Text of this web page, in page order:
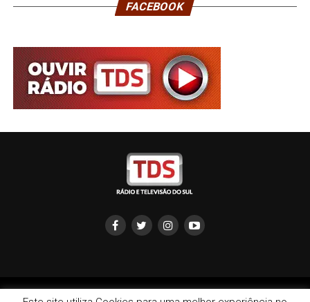
FACEBOOK
Copyright © 2022 TDS - Rádio e Televisão do Sul | redação: